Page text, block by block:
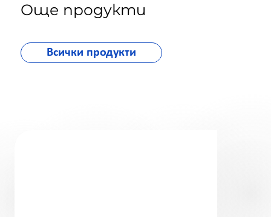
Още продукти
Всички продукти